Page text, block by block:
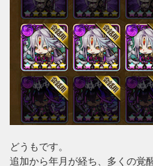
どうもです。
追加から年月が経ち、多くの覚